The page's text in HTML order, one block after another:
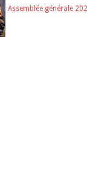
Assemblée générale